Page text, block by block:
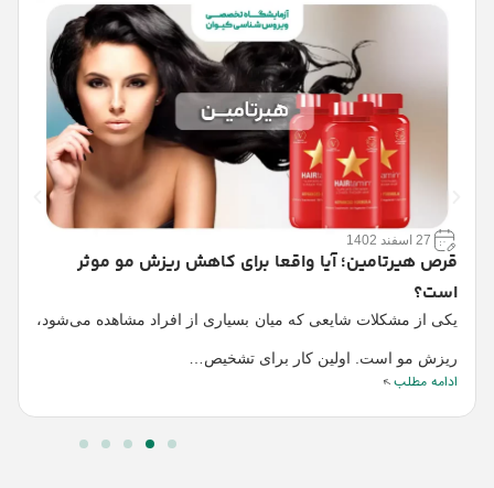
27 اسفند 1402
قرص هیرتامین؛ آیا واقعا برای کاهش ریزش مو موثر
است؟
یکی از مشکلات شایعی که میان بسیاری از افراد مشاهده می‌شود،
ریزش مو است. اولین کار برای تشخیص…
ادامه مطلب